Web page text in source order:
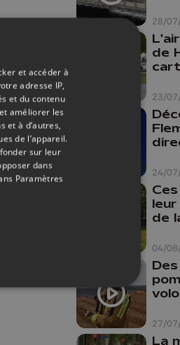
de vidéos
28/
23/
de
24/
04/
de
27/
La
et accéder à
adresse IP,
et du contenu
améliorer les
et à d’autres,
de l’appareil.
sur leur
dans
Paramètres